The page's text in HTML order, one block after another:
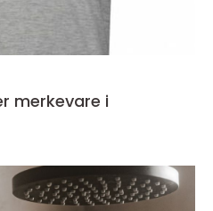
merkevare i